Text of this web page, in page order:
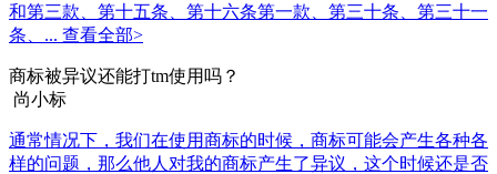
和第三款、第十五条、第十六条第一款、第三十条、第三十一
条、... 查看全部>
商标被异议还能打tm使用吗？
尚小标
通常情况下，我们在使用商标的时候，商标可能会产生各种各
样的问题，那么他人对我的商标产生了异议，这个时候还是否